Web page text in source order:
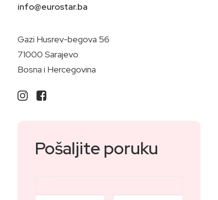
info@eurostar.ba
Gazi Husrev-begova 56
71000 Sarajevo
Bosna i Hercegovina
Pošaljite poruku